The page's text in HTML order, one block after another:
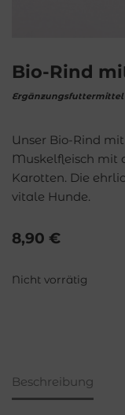
Bio-Rind
Ergänzungsfuttermittel
Unser Bio-Rind
Muskelfleisch mit
Karotten. Die
vitale Hunde.
8,90 €
Nicht vorrätig
Beschreibung